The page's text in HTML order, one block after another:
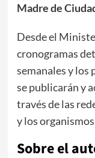
Madre de
​Desde el
cronogramas
semanales y los
se publicarán y
través de las
y los
Sobre el